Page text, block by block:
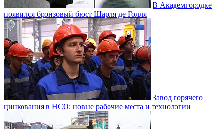
В Академгородке
появился бронзовый бюст Шарля де Голля
Завод горячего
цинкования в НСО: новые рабочие места и технологии